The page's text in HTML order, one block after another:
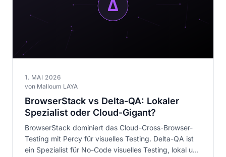
1. MAI 2026
von Malloum LAYA
BrowserStack vs Delta-QA: Lokaler
Spezialist oder Cloud-Gigant?
BrowserStack dominiert das Cloud-Cross-Browser-
Testing mit Percy für visuelles Testing. Delta-QA ist
ein Spezialist für No-Code visuelles Testing, lokal und